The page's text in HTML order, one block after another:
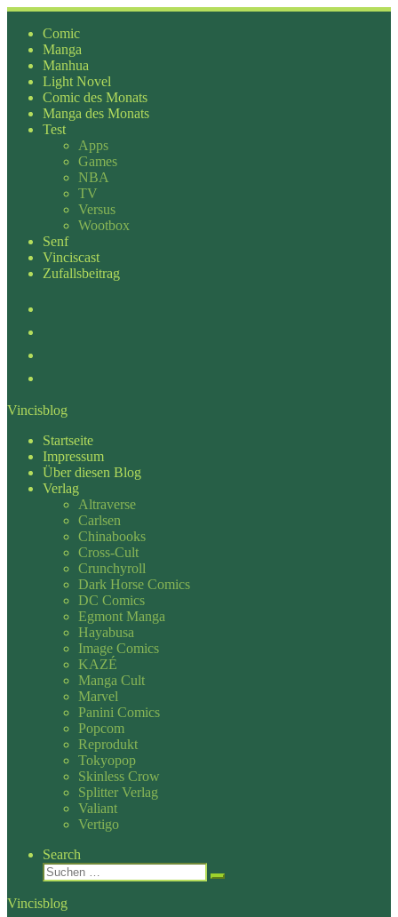
Zum
Inhalt
springen
Comic
Manga
Manhua
Light Novel
Comic des Monats
Manga des Monats
Test
Apps
Games
NBA
TV
Versus
Wootbox
Senf
Vinciscast
Zufallsbeitrag
Vincisblog
Startseite
Impressum
Über diesen Blog
Verlag
Altraverse
Carlsen
Chinabooks
Cross-Cult
Crunchyroll
Dark Horse Comics
DC Comics
Egmont Manga
Hayabusa
Image Comics
KAZÉ
Manga Cult
Marvel
Panini Comics
Popcom
Reprodukt
Tokyopop
Skinless Crow
Splitter Verlag
Valiant
Vertigo
Search
Suche
Suchen …
Vincisblog